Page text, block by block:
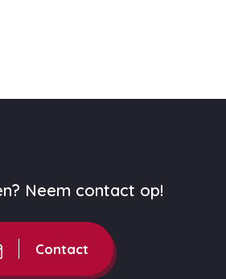
Neem contact op!
Contact